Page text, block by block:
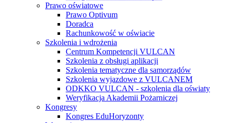
Prawo oświatowe
Prawo Optivum
Doradca
Rachunkowość w oświacie
Szkolenia i wdrożenia
Centrum Kompetencji VULCAN
Szkolenia z obsługi aplikacji
Szkolenia tematyczne dla samorządów
Szkolenia wyjazdowe z VULCANEM
ODKKO VULCAN - szkolenia dla oświaty
Weryfikacja Akademii Pożarniczej
Kongresy
Kongres EduHoryzonty